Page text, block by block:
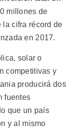
millones de
la cifra récord de
en 2017.
solar o
competitivas y
producirá dos
fuentes
que un país
y al mismo